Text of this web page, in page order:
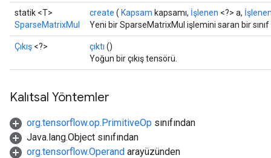
statik <T>
SparseMatrixMul
create ( Kapsam kapsamı, İşlenen <?> a,
Yeni bir SparseMatrixMul işlemini saran bir
Çıkış <?> çıktı ()
Yoğun bir çıkış tensörü.
Kalıtsal Yöntemler
org.tensorflow.op.PrimitiveOp sınıfından
Java.lang.Object sınıfından
org.tensorflow.Operand arayüzünden